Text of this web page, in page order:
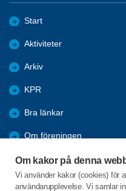
Om kakor på denna
Vi använder kakor (cookies) för
användarupplevelse. Vi samlar
Start
Aktiviteter
Arkiv
KPR
Bra länkar
Om föreningen
Förmåner
Bli medlem